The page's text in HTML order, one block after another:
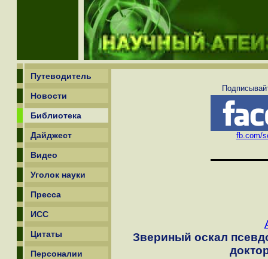
Путеводитель
Новости
Библиотека
Дайджест
Видео
Уголок науки
Пресса
ИСС
Цитаты
Персоналии
fb.com/
Звериный оскал